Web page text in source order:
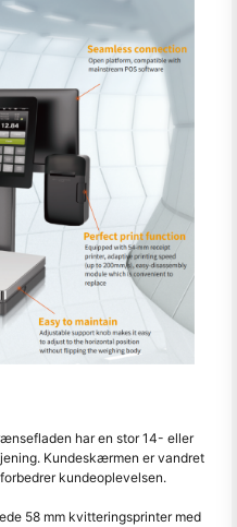
har en stor 14- eller
Kundeskærmen er vandret
kundeoplevelsen.
58 mm kvitteringsprinter med